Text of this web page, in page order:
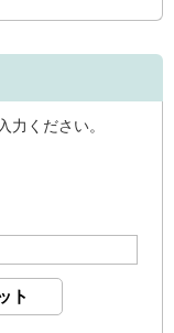
力ください。